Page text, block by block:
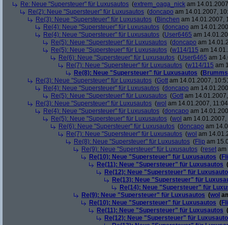
Re: Neue "Supersteuer" für Luxusautos (extrem_oaga_nick am
Re(2): Neue "Supersteuer" für Luxusautos (doncapo am 14.01.2007,
Re(3): Neue "Supersteuer" für Luxusautos (Binchen am 14.01.2007,
Re(4): Neue "Supersteuer" für Luxusautos (doncapo am
Re(4): Neue "Supersteuer" für Luxusautos (User6465 am
Re(5): Neue "Supersteuer" für Luxusautos (doncapo am
Re(5): Neue "Supersteuer" für Luxusautos (w114/115 am
Re(6): Neue "Supersteuer" für Luxusautos (User6465 am
Re(7): Neue "Supersteuer" für Luxusautos (w114/115 am
Re(8): Neue "Supersteuer" für Luxusautos (
Re(3): Neue "Supersteuer" für Luxusautos (Gott am 14.01.2007,
Re(4): Neue "Supersteuer" für Luxusautos (doncapo am
Re(5): Neue "Supersteuer" für Luxusautos (Gott am
Re(3): Neue "Supersteuer" für Luxusautos (wol am 14.01.2007,
Re(4): Neue "Supersteuer" für Luxusautos (doncapo am
Re(5): Neue "Supersteuer" für Luxusautos (wol am 14.01.2007,
Re(6): Neue "Supersteuer" für Luxusautos (doncapo am
Re(7): Neue "Supersteuer" für Luxusautos (wol am
Re(8): Neue "Supersteuer" für Luxusautos (Flip am
Re(9): Neue "Supersteuer" für Luxusautos (reset am
Re(10): Neue "Supersteuer" für Luxusautos (
Re(11): Neue "Supersteuer" für Luxusautos (
Re(12): Neue "Supersteuer" für
Re(13): Neue "Supersteuer" für
Re(14): Neue "Supersteuer" für
Re(9): Neue "Supersteuer" für Luxusautos (wol
Re(10): Neue "Supersteuer" für Luxusautos (
Re(11): Neue "Supersteuer" für Luxusautos (
Re(12): Neue "Supersteuer" für